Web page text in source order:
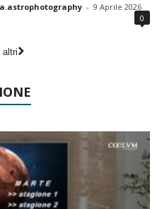
- 9 Aprile 2026
0
altri